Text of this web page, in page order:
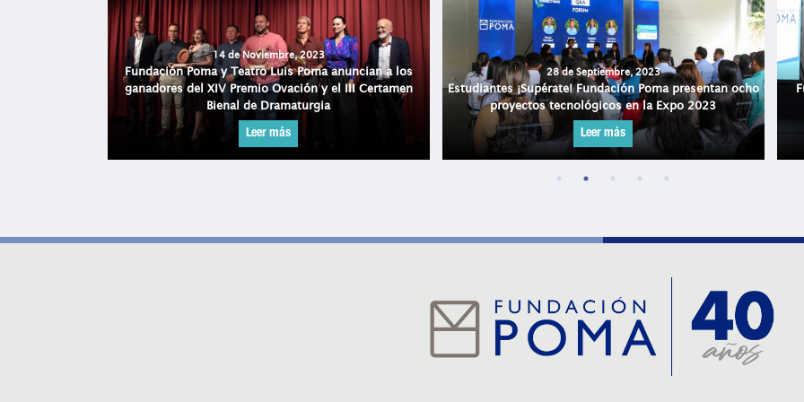
14 de Noviembre, 2023
Fundación Poma y Teatro Luis Poma anuncian a los
ganadores del XIV Premio Ovación y el III Certamen
Bienal de Dramaturgia
Leer más
28 de Septiembre, 2023
Estudiantes ¡Supérate! Fundación Poma presentan ocho
proyectos tecnológicos en la Expo 2023
Leer más